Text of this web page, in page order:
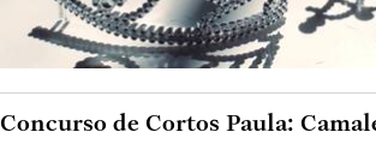
Concurso de Cortos Paula: